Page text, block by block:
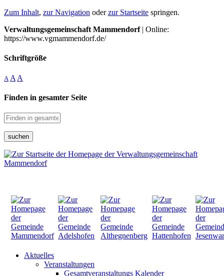
Zum Inhalt, zur Navigation oderzur Startseite springen.
Verwaltungsgemeinschaft Mammendorf| Online:
https://www.vgmammendorf.de/
Schriftgröße
A A A
Finden in gesamter Seite
suchen
Aktuelles
Veranstaltungen
Gesamtveranstaltungs Kalender